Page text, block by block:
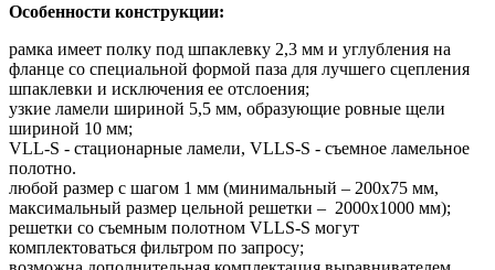
Особенности конструкции:
рамка имеет полку под шпаклевку 2,3 мм и углубления на
фланце со специальной формой паза для лучшего сцепления
шпаклевки и исключения ее отслоения;
узкие ламели шириной 5,5 мм, образующие ровные щели
шириной 10 мм;
VLL-S - стационарные ламели, VLLS-S - съемное ламельное
полотно.
любой размер с шагом 1 мм (минимальный – 200х75 мм,
максимальный размер цельной решетки – 2000х1000 мм);
решетки со съемным полотном VLLS-S могут
комплектоваться фильтром по запросу;